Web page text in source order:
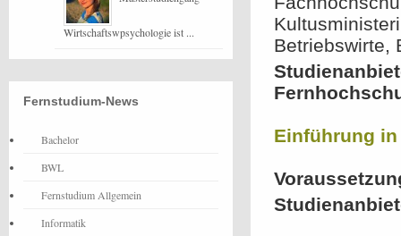
Betriebswirte,
Einführung
Wirtschaftswpsychologie ist ...
Fernstudium-News
Bachelor
BWL
Fernstudium Allgemein
Informatik